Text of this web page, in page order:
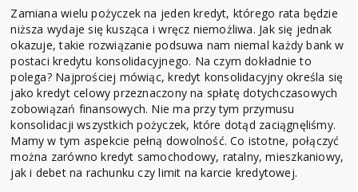
Zamiana wielu pożyczek na jeden kredyt, którego rata będzie
niższa wydaje się kusząca i wręcz niemożliwa. Jak się jednak
okazuje, takie rozwiązanie podsuwa nam niemal każdy bank w
postaci kredytu konsolidacyjnego. Na czym dokładnie to
polega? Najprościej mówiąc, kredyt konsolidacyjny określa się
jako kredyt celowy przeznaczony na spłatę dotychczasowych
zobowiązań finansowych. Nie ma przy tym przymusu
konsolidacji wszystkich pożyczek, które dotąd zaciągnęliśmy.
Mamy w tym aspekcie pełną dowolność. Co istotne, połączyć
można zarówno kredyt samochodowy, ratalny, mieszkaniowy,
jak i debet na rachunku czy limit na karcie kredytowej.